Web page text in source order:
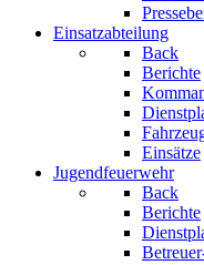
Einsatzabteilung
Back
Berichte
Einsätze
Jugendfeuerwehr
Back
Berichte